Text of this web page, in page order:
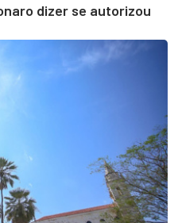
dizer se autorizou